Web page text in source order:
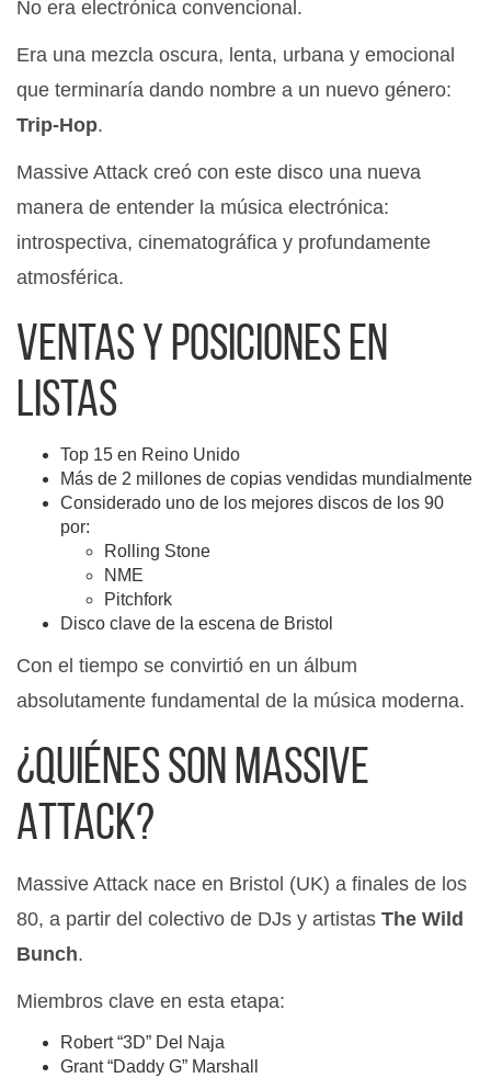
No era electrónica convencional.
Era una mezcla oscura, lenta, urbana y emocional
que terminaría dando nombre a un nuevo género:
Trip-Hop.
Massive Attack creó con este disco una nueva
manera de entender la música electrónica:
introspectiva, cinematográfica y profundamente
atmosférica.
Ventas y posiciones en
listas
Top 15 en Reino Unido
Más de 2 millones de copias vendidas mundialmente
Considerado uno de los mejores discos de los 90
por:
Rolling Stone
NME
Pitchfork
Disco clave de la escena de Bristol
Con el tiempo se convirtió en un álbum
absolutamente fundamental de la música moderna.
¿Quiénes son Massive
Attack?
Massive Attack nace en Bristol (UK) a finales de los
80, a partir del colectivo de DJs y artistas The Wild
Bunch.
Miembros clave en esta etapa:
Robert “3D” Del Naja
Grant “Daddy G” Marshall